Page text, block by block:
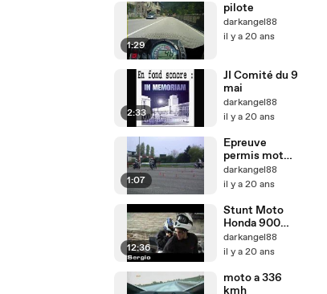
1:29
pilote
darkangel88
il y a 20 ans
2:33
JI Comité du 9
mai
darkangel88
il y a 20 ans
1:07
Epreuve
permis moto -
plateau
darkangel88
il y a 20 ans
12:36
Stunt Moto
Honda 900
CBR - 600
Hornet
darkangel88
il y a 20 ans
moto a 336
kmh